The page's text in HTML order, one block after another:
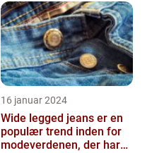
ren...
16 januar 2024
Wide legged jeans er en
populær trend inden for
modeverdenen, der har